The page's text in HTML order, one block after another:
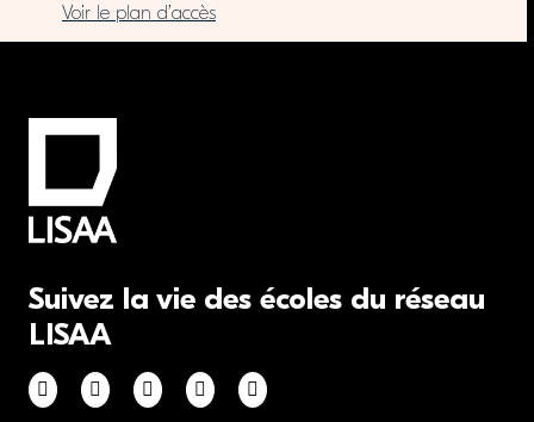
Voir le plan d’accès
Suivez la vie des écoles du réseau
LISAA